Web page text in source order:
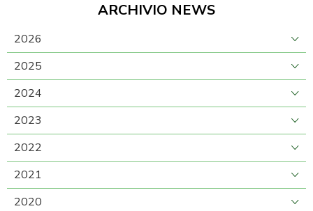
ARCHIVIO NEWS
2026
2025
2024
2023
2022
2021
2020